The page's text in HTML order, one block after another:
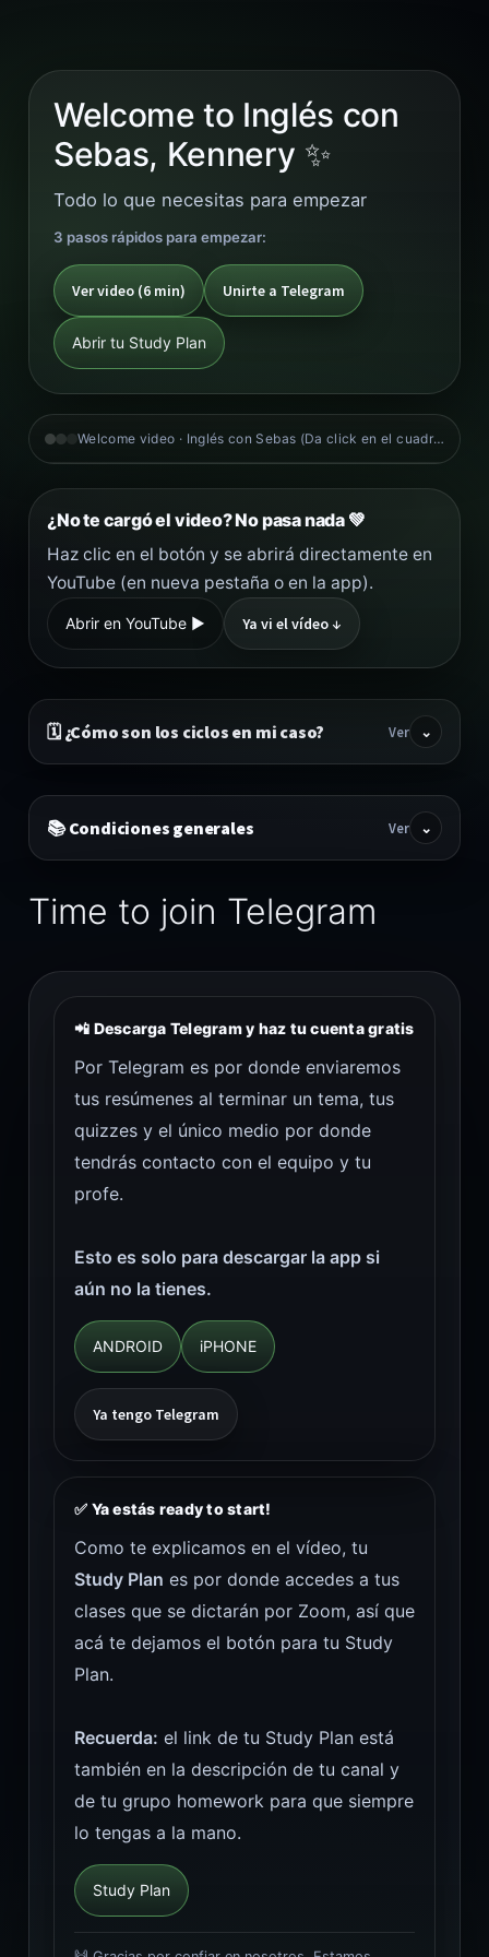
Welcome to Inglés con
Sebas, Kennery ✨
Todo lo que necesitas para empezar
3 pasos rápidos para empezar:
Ver video (6 min) Unirte a Telegram
Abrir tu Study Plan
Welcome video · Inglés con Sebas (Da click en el cuadro negro)
¿No te cargó el video? No pasa nada 💚
Haz clic en el botón y se abrirá directamente en
YouTube (en nueva pestaña o en la app).
Abrir en YouTube ▶︎ Ya vi el vídeo ↓
🗓️ ¿Cómo son los ciclos en mi caso? Ver ⌄
📚 Condiciones generales Ver ⌄
Time to join Telegram
📲 Descarga Telegram y haz tu cuenta gratis
Por Telegram es por donde enviaremos
tus resúmenes al terminar un tema, tus
quizzes y el único medio por donde
tendrás contacto con el equipo y tu
profe.
Esto es solo para descargar la app si
aún no la tienes.
ANDROID iPHONE
Ya tengo Telegram
✅ Ya estás ready to start!
Como te explicamos en el vídeo, tu
Study Plan es por donde accedes a tus
clases que se dictarán por Zoom, así que
acá te dejamos el botón para tu Study
Plan.
Recuerda: el link de tu Study Plan está
también en la descripción de tu canal y
de tu grupo homework para que siempre
lo tengas a la mano.
Study Plan